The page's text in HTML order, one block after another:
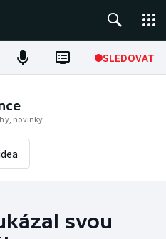
SLEDOVAT
novinky
svou